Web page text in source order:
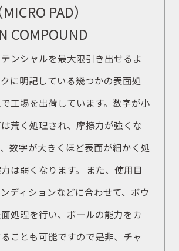
PAD）
COMPOUND
ンシャルを最大限引き出せるよ
に明記している幾つかの表面処
工場を出荷しています。数字が小
荒く処理され、摩擦力が強くな
数字が大きくほど表面が細かく処
は弱くなります。 また、使用目
ディションなどに合わせて、ボウ
処理を行い、ボールの能力をカ
ことも可能ですので是非、チャ